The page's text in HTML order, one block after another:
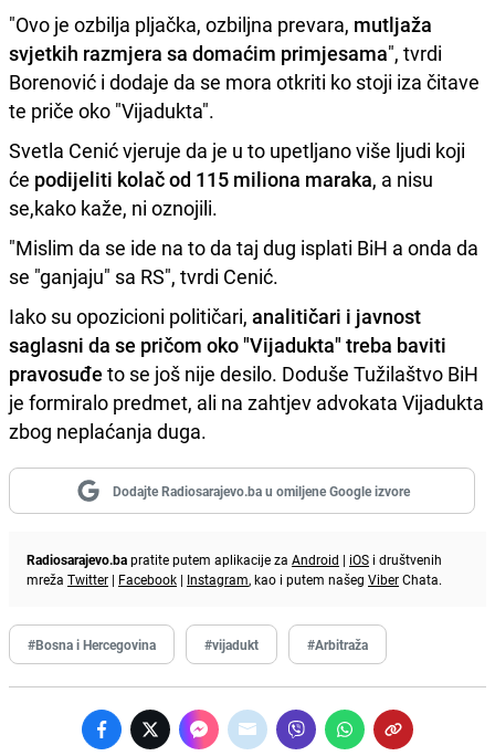
"Ovo je ozbilja pljačka, ozbiljna prevara, mutljaža
svjetkih razmjera sa domaćim primjesama", tvrdi
Borenović i dodaje da se mora otkriti ko stoji iza čitave
te priče oko "Vijadukta".
Svetla Cenić vjeruje da je u to upetljano više ljudi koji
će podijeliti kolač od 115 miliona maraka, a nisu
se,kako kaže, ni oznojili.
"Mislim da se ide na to da taj dug isplati BiH a onda da
se "ganjaju" sa RS", tvrdi Cenić.
Iako su opozicioni političari, analitičari i javnost
saglasni da se pričom oko "Vijadukta" treba baviti
pravosuđe to se još nije desilo. Doduše Tužilaštvo BiH
je formiralo predmet, ali na zahtjev advokata Vijadukta
zbog neplaćanja duga.
Dodajte Radiosarajevo.ba u omiljene Google izvore
Radiosarajevo.bapratite putem aplikacije za Android | iOS i društvenih
mreža Twitter | Facebook | Instagram, kao i putem našeg ViberChata.
#Bosna i Hercegovina #vijadukt #Arbitraža